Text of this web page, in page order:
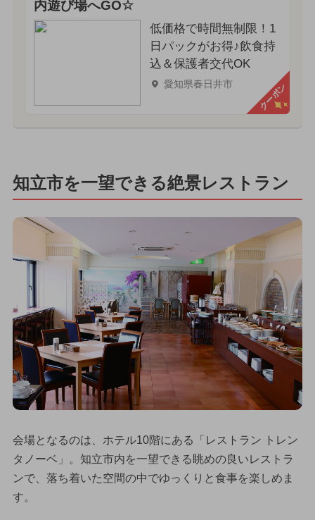
内遊び場へGO☆
低価格で時間無制限！1
日パックがお得♪飲食持
込＆保護者交代OK
愛知県春日井市 クーポン
知立市を一望できる絶景レストラン
会場となるのは、ホテル10階にある「レストラン トレン
タノーベ」。知立市内を一望できる眺めの良いレストラ
ンで、落ち着いた空間の中でゆっくりと食事を楽しめま
す。